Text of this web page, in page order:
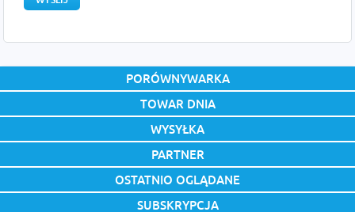
PORÓWNYWARKA
TOWAR DNIA
WYSYŁKA
PARTNER
OSTATNIO OGLĄDANE
SUBSKRYPCJA